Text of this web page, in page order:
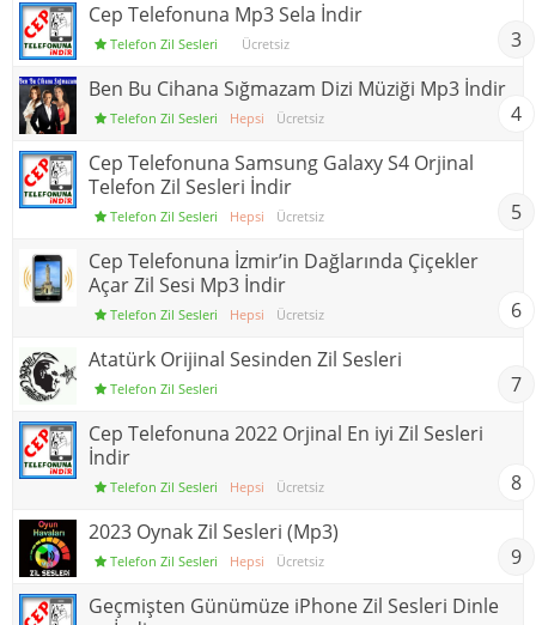
Cep Telefonuna Mp3 Sela İndir
Telefon Zil Sesleri Ücretsiz
3
Ben Bu Cihana Sığmazam Dizi Müziği Mp3 İndir
Telefon Zil Sesleri Hepsi Ücretsiz
4
Cep Telefonuna Samsung Galaxy S4 Orjinal
Telefon Zil Sesleri İndir
Telefon Zil Sesleri Hepsi Ücretsiz
5
Cep Telefonuna İzmir’in Dağlarında Çiçekler
Açar Zil Sesi Mp3 İndir
Telefon Zil Sesleri Hepsi Ücretsiz
6
Atatürk Orijinal Sesinden Zil Sesleri
Telefon Zil Sesleri
7
Cep Telefonuna 2022 Orjinal En iyi Zil Sesleri
İndir
Telefon Zil Sesleri Hepsi Ücretsiz
8
2023 Oynak Zil Sesleri (Mp3)
Telefon Zil Sesleri Hepsi Ücretsiz
9
Geçmişten Günümüze iPhone Zil Sesleri Dinle